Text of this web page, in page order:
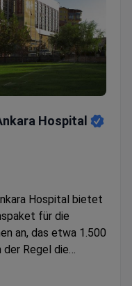
Hospital
Hospital bietet
für die
an, das etwa 1.500
Regel die
Das ISO-